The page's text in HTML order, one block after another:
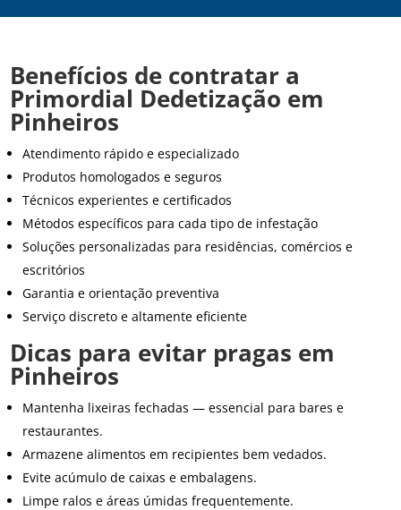
Benefícios de contratar a
Primordial Dedetização em
Pinheiros
Atendimento rápido e especializado
Produtos homologados e seguros
Técnicos experientes e certificados
Métodos específicos para cada tipo de infestação
Soluções personalizadas para residências, comércios e
escritórios
Garantia e orientação preventiva
Serviço discreto e altamente eficiente
Dicas para evitar pragas em
Pinheiros
Mantenha lixeiras fechadas — essencial para bares e
restaurantes.
Armazene alimentos em recipientes bem vedados.
Evite acúmulo de caixas e embalagens.
Limpe ralos e áreas úmidas frequentemente.